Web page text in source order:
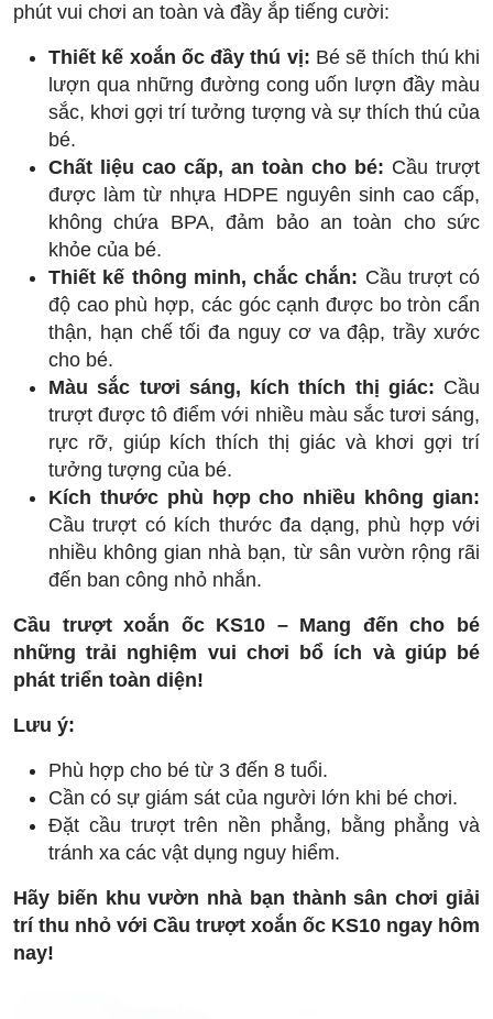
phút vui chơi an toàn và đầy ắp tiếng cười:
Thiết kế xoắn ốc đầy thú vị: Bé sẽ thích thú khi
lượn qua những đường cong uốn lượn đầy màu
sắc, khơi gợi trí tưởng tượng và sự thích thú của
bé.
Chất liệu cao cấp, an toàn cho bé: Cầu trượt
được làm từ nhựa HDPE nguyên sinh cao cấp,
không chứa BPA, đảm bảo an toàn cho sức
khỏe của bé.
Thiết kế thông minh, chắc chắn: Cầu trượt có
độ cao phù hợp, các góc cạnh được bo tròn cẩn
thận, hạn chế tối đa nguy cơ va đập, trầy xước
cho bé.
Màu sắc tươi sáng, kích thích thị giác: Cầu
trượt được tô điểm với nhiều màu sắc tươi sáng,
rực rỡ, giúp kích thích thị giác và khơi gợi trí
tưởng tượng của bé.
Kích thước phù hợp cho nhiều không gian:
Cầu trượt có kích thước đa dạng, phù hợp với
nhiều không gian nhà bạn, từ sân vườn rộng rãi
đến ban công nhỏ nhắn.
Cầu trượt xoắn ốc KS10 – Mang đến cho bé
những trải nghiệm vui chơi bổ ích và giúp bé
phát triển toàn diện!
Lưu ý:
Phù hợp cho bé từ 3 đến 8 tuổi.
Cần có sự giám sát của người lớn khi bé chơi.
Đặt cầu trượt trên nền phẳng, bằng phẳng và
tránh xa các vật dụng nguy hiểm.
Hãy biến khu vườn nhà bạn thành sân chơi giải
trí thu nhỏ với Cầu trượt xoắn ốc KS10 ngay hôm
nay!